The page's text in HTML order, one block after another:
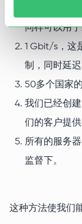
同时支持
同样可以用
1 Gbit/s，这
制，同时延迟
50多个国家
我们已经创
们的客户提供
所有的服务
监督下。
这种方法使我们